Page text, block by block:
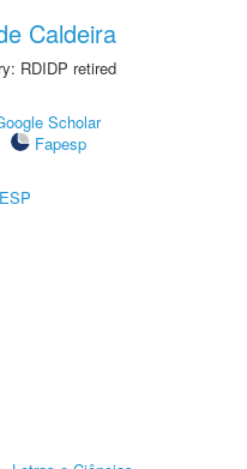
Caldeira
RDIDP retired
Scholar
Fapesp